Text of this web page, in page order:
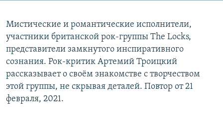
Мистические и романтические исполнители,
участники британской рок-группы The Locks,
представители замкнутого инспиративного
сознания. Рок-критик Артемий Троицкий
рассказывает о своём знакомстве с творчеством
этой группы, не скрывая деталей. Повтор от 21
февраля, 2021.